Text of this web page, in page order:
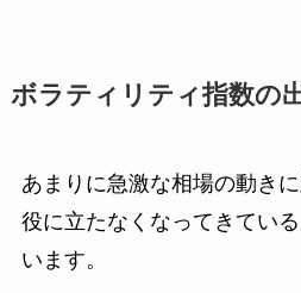
ボラティリティ指数の
あまりに急激な相場の動き
役に立たなくなってきてい
います。